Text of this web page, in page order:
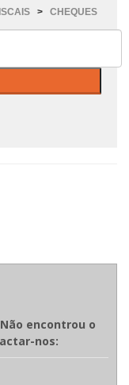
> CHEQUES
encontrou o
nos: